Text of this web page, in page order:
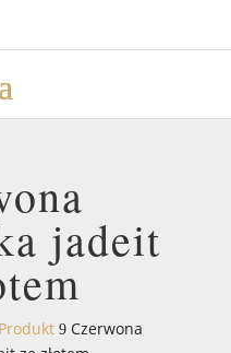
jadeit
Produkt 9 Czerwona